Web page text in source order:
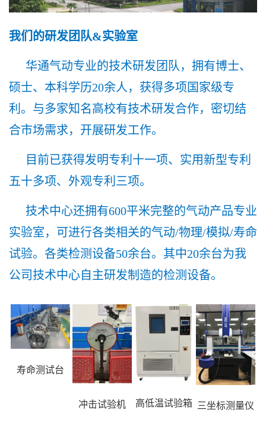
我们的研发团队&实验室
华通气动专业的技术研发团队，拥有博士、
硕士、本科学历20余人，获得多项国家级专
利。与多家知名高校有技术研发合作，密切结
合市场需求，开展研发工作。
目前已获得发明专利十一项、实用新型专利
五十多项、外观专利三项。
技术中心还拥有600平米完整的气动产品专业
实验室，可进行各类相关的气动/物理/模拟/寿命
试验。各类检测设备50余台。其中20余台为我
公司技术中心自主研发制造的检测设备。
寿命测试台
冲击试验机 高低温试验箱 三坐标测量仪